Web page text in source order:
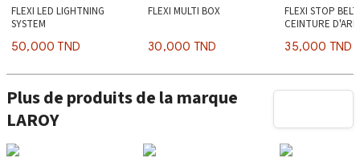
FLEXI LED LIGHTNING
SYSTEM
50,000 TND
FLEXI MULTI BOX
30,000 TND
FLEXI STOP
CEINTURE
35,000 TND
Plus de produits de la marque
LAROY